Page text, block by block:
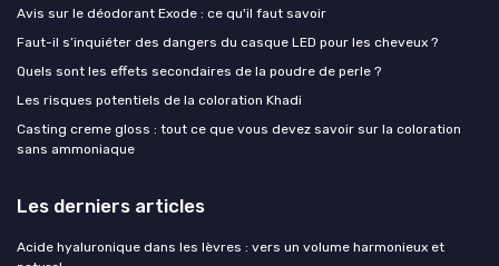
Avis sur le déodorant Exode : ce qu'il faut savoir
Faut-il s’inquiéter des dangers du casque LED pour les cheveux ?
Quels sont les effets secondaires de la poudre de perle ?
Les risques potentiels de la coloration Khadi
Casting creme gloss : tout ce que vous devez savoir sur la coloration
sans ammoniaque
Les derniers articles
Acide hyaluronique dans les lèvres : vers un volume harmonieux et